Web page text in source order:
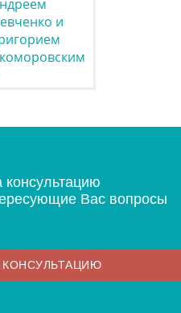
и
Вас вопросы
КОНСУЛЬТАЦИЮ